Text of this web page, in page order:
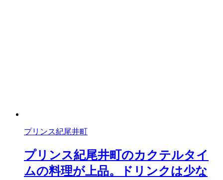
プリンス紀尾井町
プリンス紀尾井町のカクテルタイ
ムの料理が上品。ドリンクは少な